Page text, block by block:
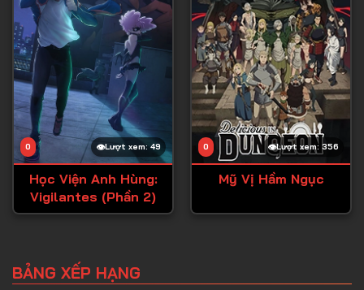
Lượt xem: 49
0
Học Viện Anh Hùng:
Vigilantes (Phần 2)
Lượt xem: 356
0
Mỹ Vị Hầm Ngục
BẢNG XẾP HẠNG